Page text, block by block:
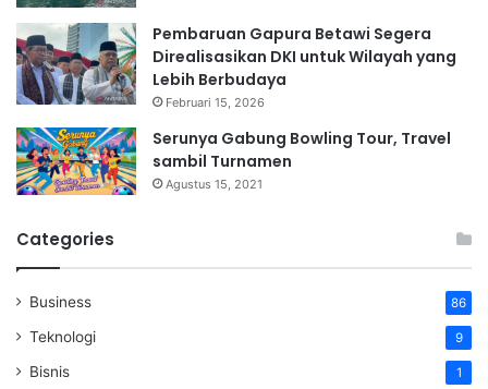
Pembaruan Gapura Betawi Segera
Direalisasikan DKI untuk Wilayah yang
Lebih Berbudaya
Februari 15, 2026
Serunya Gabung Bowling Tour, Travel
sambil Turnamen
Agustus 15, 2021
Categories
Business 86
Teknologi 9
Bisnis 1